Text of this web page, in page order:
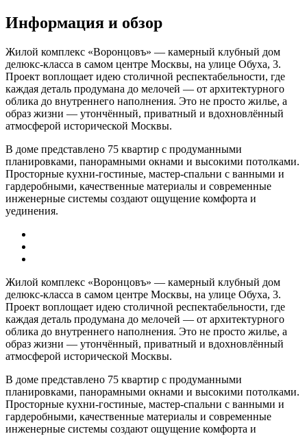
Информация и обзор
Жилой комплекс «Воронцовъ» — камерный клубный дом
делюкс-класса в самом центре Москвы, на улице Обуха, 3.
Проект воплощает идею столичной респектабельности, где
каждая деталь продумана до мелочей — от архитектурного
облика до внутреннего наполнения. Это не просто жилье, а
образ жизни — утончённый, приватный и вдохновлённый
атмосферой исторической Москвы.
В доме представлено 75 квартир с продуманными
планировками, панорамными окнами и высокими потолками.
Просторные кухни-гостиные, мастер-спальни с ванными и
гардеробными, качественные материалы и современные
инженерные системы создают ощущение комфорта и
уединения.
Жилой комплекс «Воронцовъ» — камерный клубный дом
делюкс-класса в самом центре Москвы, на улице Обуха, 3.
Проект воплощает идею столичной респектабельности, где
каждая деталь продумана до мелочей — от архитектурного
облика до внутреннего наполнения. Это не просто жилье, а
образ жизни — утончённый, приватный и вдохновлённый
атмосферой исторической Москвы.
В доме представлено 75 квартир с продуманными
планировками, панорамными окнами и высокими потолками.
Просторные кухни-гостиные, мастер-спальни с ванными и
гардеробными, качественные материалы и современные
инженерные системы создают ощущение комфорта и